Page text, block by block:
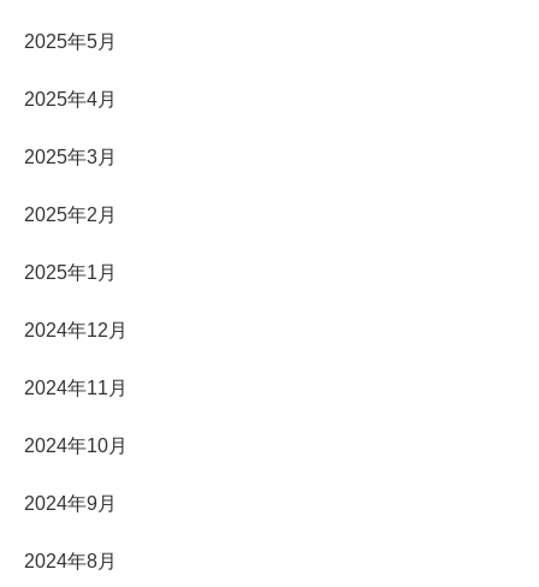
2025年5月
2025年4月
2025年3月
2025年2月
2025年1月
2024年12月
2024年11月
2024年10月
2024年9月
2024年8月